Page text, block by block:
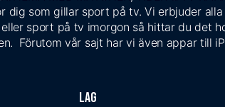
som gillar sport på tv. Vi erbjuder
sport på tv imorgon så hittar du det
Förutom vår sajt har vi även appar till
Lag